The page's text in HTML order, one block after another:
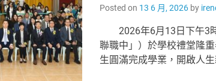
Posted on 13 6 月, 2026 by
2026年6月13日下午3時
聯職中」）於學校禮堂隆
生圓滿完成學業，開啟人